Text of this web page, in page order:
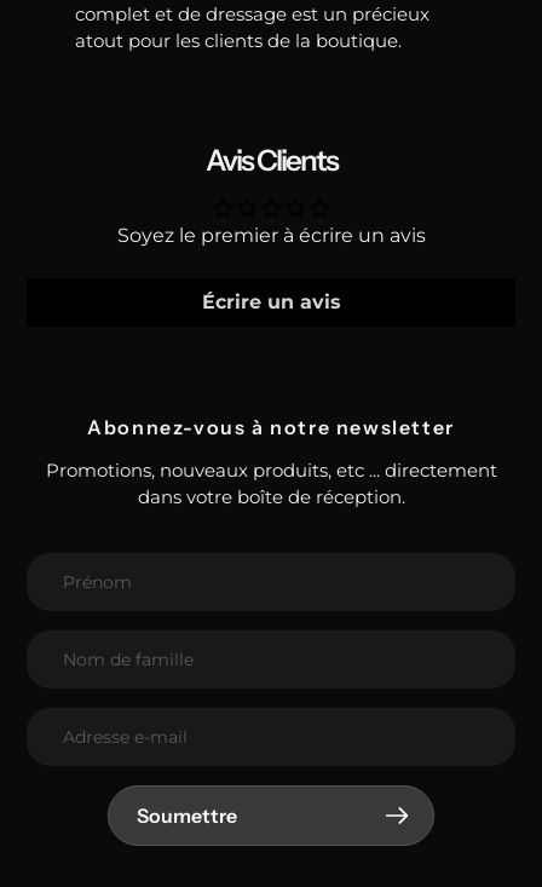
complet et de dressage est un précieux
atout pour les clients de la boutique.
Avis Clients
Soyez le premier à écrire un avis
Écrire un avis
Abonnez-vous à notre newsletter
Promotions, nouveaux produits, etc ... directement
dans votre boîte de réception.
Soumettre